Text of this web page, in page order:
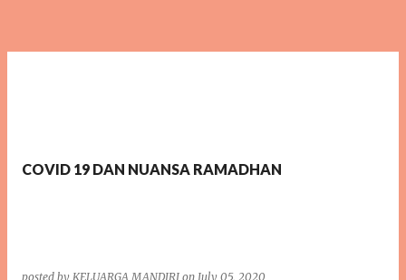
COVID 19 DAN NUANSA RAMADHAN
posted by KELUARGA MANDIRI on July 05, 2020